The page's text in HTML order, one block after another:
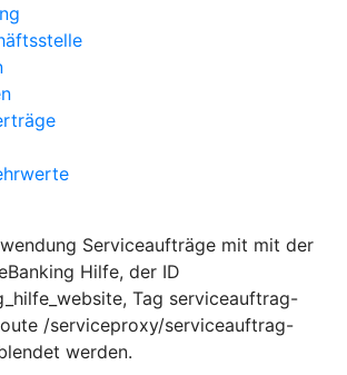
Serviceaufträge mit mit der
Hilfe, der ID
Tag serviceauftrag-
/serviceproxy/serviceauftrag-
werden.